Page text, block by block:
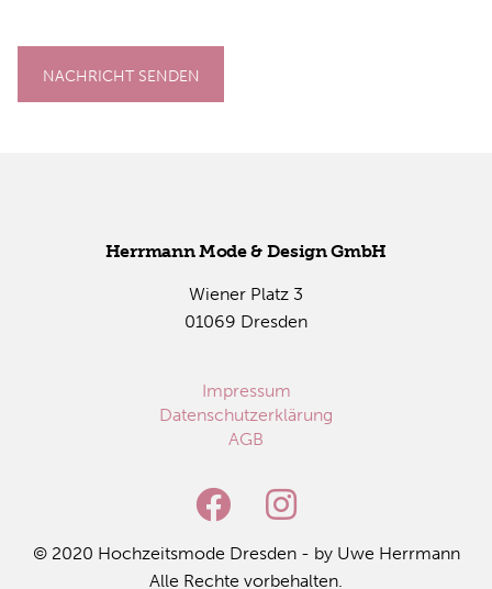
NACHRICHT SENDEN
Herr­mann Mode & De­sign GmbH
Wie­ner Platz 3
01069 Dres­den
Impressum
Datenschutzerklärung
AGB
© 2020 Hoch­zeits­mo­de Dres­den - by Uwe Herr­mann
Alle Rech­te vor­be­hal­ten.